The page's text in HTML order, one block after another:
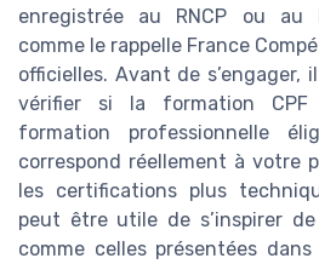
enregistrée au RNCP ou au
comme le rappelle France
officielles. Avant de s’engager,
vérifier si la formation
formation professionnelle
correspond réellement à votre
les certifications plus
peut être utile de s’inspirer de
comme celles présentées